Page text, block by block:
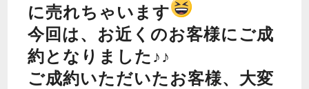
に売れちゃいます
今回は、お近くのお客様にご成
約となりました♪♪
ご成約いただいたお客様、大変